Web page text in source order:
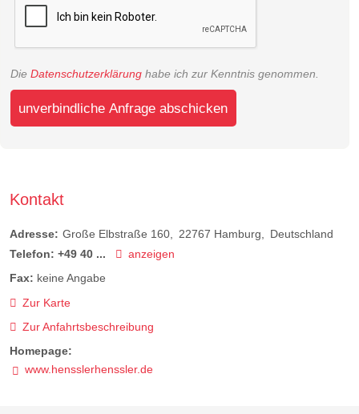
Die Datenschutzerklärung habe ich zur Kenntnis genommen.
unverbindliche Anfrage abschicken
Kontakt
Adresse: Große Elbstraße 160 22767 Hamburg
Deutschland
Telefon: +49 40 ...
anzeigen
Fax: keine Angabe
Zur Karte
Zur Anfahrtsbeschreibung
Homepage:
www.hensslerhenssler.de